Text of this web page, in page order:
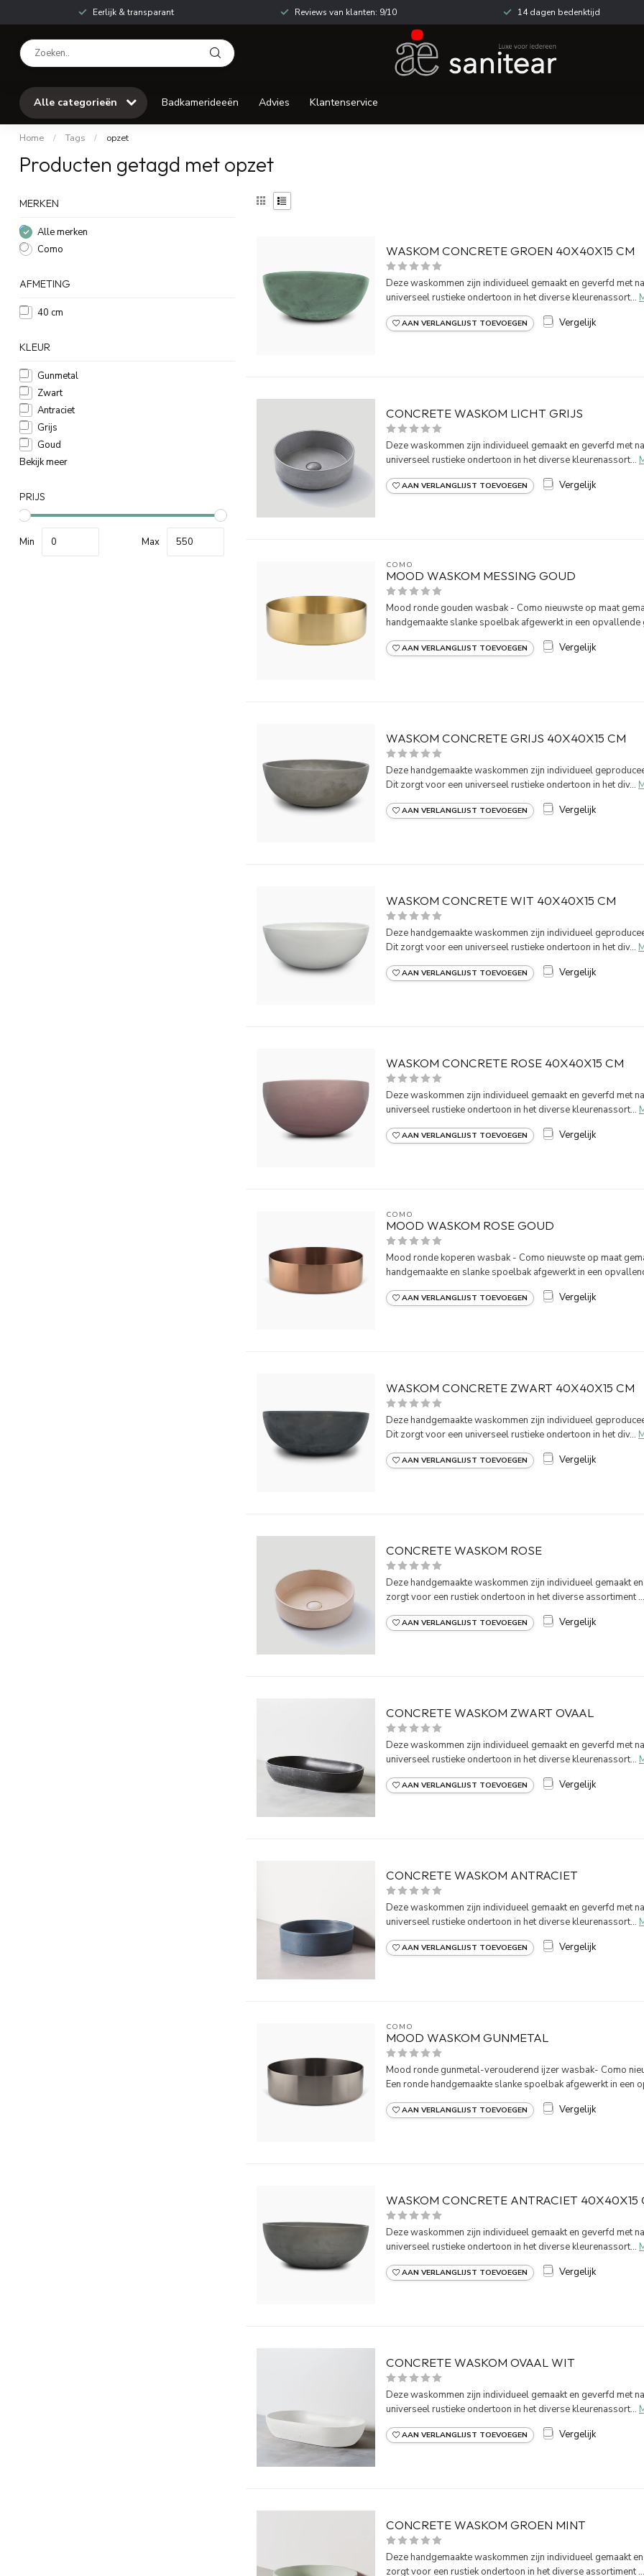
Eerlijk & transparant Reviews van klanten: 9/10 14 dagen bedenktijd
Alle categorieën Badkamerideeën Advies Klantenservice
Home / Tags / opzet
Producten getagd met opzet
MERKEN
Alle merken
Como
AFMETING
40 cm
KLEUR
Gunmetal
Zwart
Antraciet
Grijs
Goud
Bekijk meer
PRIJS
Min Max
WASKOM CONCRETE GROEN 40X40X15 CM
Deze waskommen zijn individueel gemaakt en geverfd met
universeel rustieke ondertoon in het diverse kleurenassort...
AAN VERLANGLIJST TOEVOEGEN Vergelijk
CONCRETE WASKOM LICHT GRIJS
Deze waskommen zijn individueel gemaakt en geverfd met
universeel rustieke ondertoon in het diverse kleurenassort...
AAN VERLANGLIJST TOEVOEGEN Vergelijk
COMO
MOOD WASKOM MESSING GOUD
Mood ronde gouden wasbak - Como nieuwste op maat
handgemaakte slanke spoelbak afgewerkt in een opvallende
AAN VERLANGLIJST TOEVOEGEN Vergelijk
WASKOM CONCRETE GRIJS 40X40X15 CM
Deze handgemaakte waskommen zijn individueel
Dit zorgt voor een universeel rustieke ondertoon in het div...
AAN VERLANGLIJST TOEVOEGEN Vergelijk
WASKOM CONCRETE WIT 40X40X15 CM
Deze handgemaakte waskommen zijn individueel
Dit zorgt voor een universeel rustieke ondertoon in het div...
AAN VERLANGLIJST TOEVOEGEN Vergelijk
WASKOM CONCRETE ROSE 40X40X15 CM
Deze waskommen zijn individueel gemaakt en geverfd met
universeel rustieke ondertoon in het diverse kleurenassort...
AAN VERLANGLIJST TOEVOEGEN Vergelijk
COMO
MOOD WASKOM ROSE GOUD
Mood ronde koperen wasbak - Como nieuwste op maat
handgemaakte en slanke spoelbak afgewerkt in een
AAN VERLANGLIJST TOEVOEGEN Vergelijk
WASKOM CONCRETE ZWART 40X40X15 CM
Deze handgemaakte waskommen zijn individueel
Dit zorgt voor een universeel rustieke ondertoon in het div...
AAN VERLANGLIJST TOEVOEGEN Vergelijk
CONCRETE WASKOM ROSE
Deze handgemaakte waskommen zijn individueel gemaakt
zorgt voor een rustiek ondertoon in het diverse assortiment ...
AAN VERLANGLIJST TOEVOEGEN Vergelijk
CONCRETE WASKOM ZWART OVAAL
Deze waskommen zijn individueel gemaakt en geverfd met
universeel rustieke ondertoon in het diverse kleurenassort...
AAN VERLANGLIJST TOEVOEGEN Vergelijk
CONCRETE WASKOM ANTRACIET
Deze waskommen zijn individueel gemaakt en geverfd met
universeel rustieke ondertoon in het diverse kleurenassort...
AAN VERLANGLIJST TOEVOEGEN Vergelijk
COMO
MOOD WASKOM GUNMETAL
Mood ronde gunmetal-verouderend ijzer wasbak- Como
Een ronde handgemaakte slanke spoelbak afgewerkt in een
AAN VERLANGLIJST TOEVOEGEN Vergelijk
WASKOM CONCRETE ANTRACIET 40X40X15
Deze waskommen zijn individueel gemaakt en geverfd met
universeel rustieke ondertoon in het diverse kleurenassort...
AAN VERLANGLIJST TOEVOEGEN Vergelijk
CONCRETE WASKOM OVAAL WIT
Deze waskommen zijn individueel gemaakt en geverfd met
universeel rustieke ondertoon in het diverse kleurenassort...
AAN VERLANGLIJST TOEVOEGEN Vergelijk
CONCRETE WASKOM GROEN MINT
Deze handgemaakte waskommen zijn individueel gemaakt
zorgt voor een rustiek ondertoon in het diverse assortiment ...